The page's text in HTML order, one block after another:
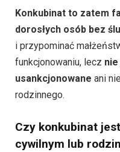
Konkubinat to zatem
dorosłych osób bez
i przypominać
funkcjonowaniu, lecz
usankcjonowane ani
rodzinnego.
Czy konkubinat
cywilnym lub